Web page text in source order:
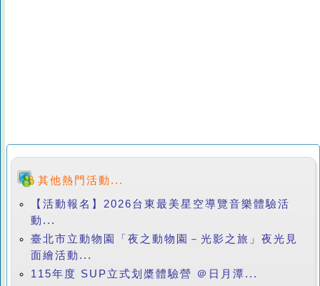
其他熱門活動...
【活動報名】2026台東最美星空導覽音樂體驗活
動...
臺北市立動物園「夜之動物園－光影之旅」夜光見
面繪活動...
115年度 SUP立式划槳體驗營 ＠日月潭...